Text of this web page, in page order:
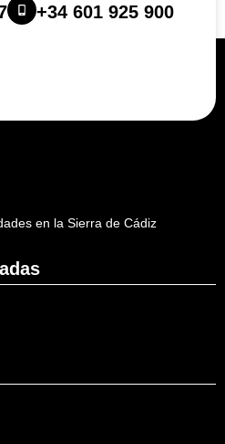
+34 601 925 900
en la Sierra de Cádiz